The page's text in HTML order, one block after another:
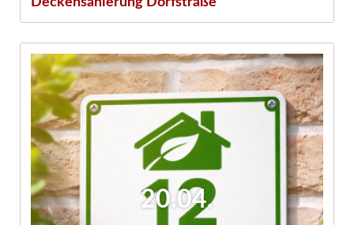
20.04.